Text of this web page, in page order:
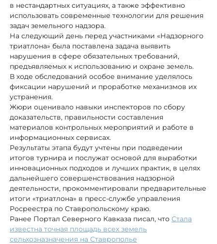
в нестандартных ситуациях, а также эффективно
использовать современные технологии для решения
задач земельного надзора.
На следующий день перед участниками «Надзорного
триатлона» была поставлена задача выявить
нарушения в сфере обязательных требований,
предъявляемых к использованию и охране земель.
В ходе обследований особое внимание уделялось
фиксации нарушений и проработке механизмов их
устранения.
Жюри оценивало навыки инспекторов по сбору
доказательств, правильности составления
материалов контрольных мероприятий и работе в
информационных сервисах.
Результаты этапа будут учтены при подведении
итогов турнира и послужат основой для выработки
инновационных подходов и лучших практик, в целях
дальнейшего совершенствования надзорной
деятельности, прокомментировали предварительные
итоги «триатлона» в пресс-службе управления
Росреестра по Ставропольскому краю.
Ранее Портал Северного Кавказа писал, что Стала
известна точная площадь всех земель
сельхозназначения на Ставрополье